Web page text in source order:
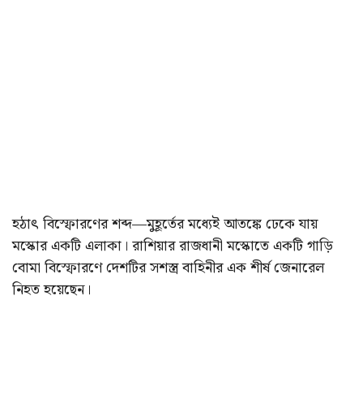
হঠাৎ বিস্ফোরণের শব্দ—মুহূর্তের মধ্যেই আতঙ্কে ঢেকে যায়
মস্কোর একটি এলাকা। রাশিয়ার রাজধানী মস্কোতে একটি গাড়ি
বোমা বিস্ফোরণে দেশটির সশস্ত্র বাহিনীর এক শীর্ষ জেনারেল
নিহত হয়েছেন।